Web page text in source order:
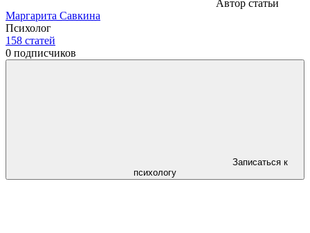
Автор статьи
Маргарита Савкина
Психолог
158 статей
0 подписчиков
психологу